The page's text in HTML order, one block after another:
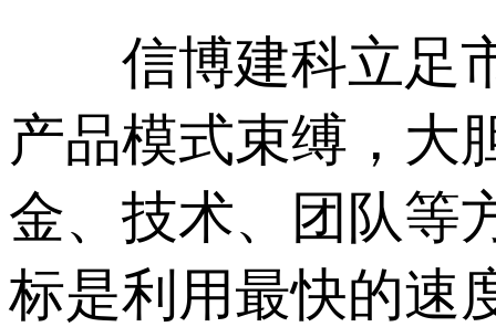
信博建科立足市场
产品模式束缚，
金、技术、团
标是利用最快的速